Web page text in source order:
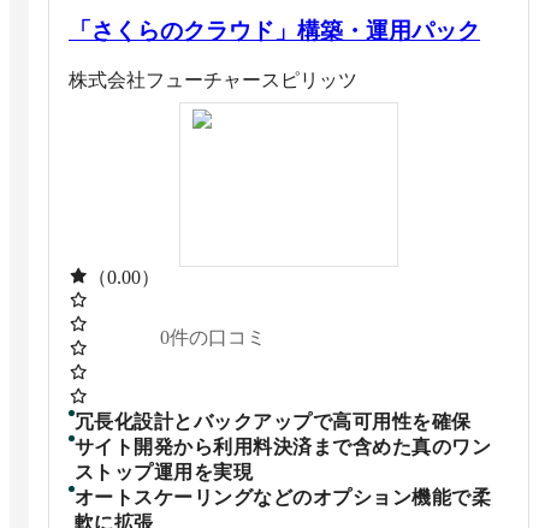
「さくらのクラウド」構築・運用パック
株式会社フューチャースピリッツ
（0.00）
0件の口コミ
冗長化設計とバックアップで高可用性を確保
サイト開発から利用料決済まで含めた真のワン
ストップ運用を実現
オートスケーリングなどのオプション機能で柔
軟に拡張